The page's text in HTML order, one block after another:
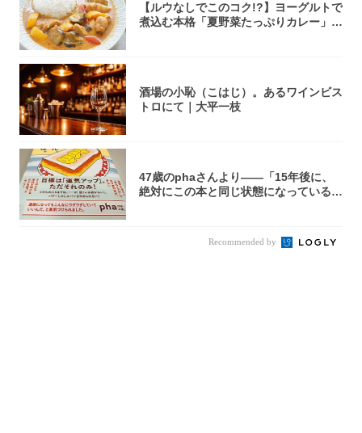
【ルウなしでこのコク!?】ヨーグルトで
煮込む本格「夏野菜たっぷりカレー」作
酒場の小恥（こはじ）。あるワインビス
トロにて｜大平一枝
47歳のphaさんより――「15年後に、
絶対にこの本と同じ状態になっている自
Recommended by